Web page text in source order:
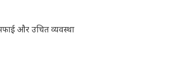
और उचित व्यवस्था